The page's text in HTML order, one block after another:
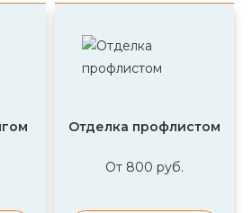
Отделка профлистом
От 800 руб.